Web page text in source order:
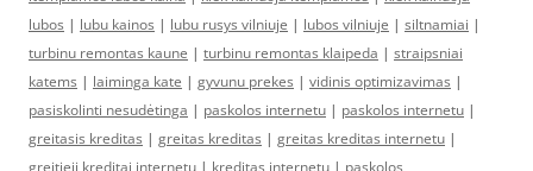
lubos | lubu kainos | lubu rusys vilniuje | lubos vilniuje | siltnamiai |
turbinu remontas kaune | turbinu remontas klaipeda | straipsniai
katems | laiminga kate | gyvunu prekes | vidinis optimizavimas |
pasiskolinti nesudėtinga | paskolos internetu | paskolos internetu |
greitasis kreditas | greitas kreditas | greitas kreditas internetu |
greitieji kreditai internetu | kreditas internetu | paskolos